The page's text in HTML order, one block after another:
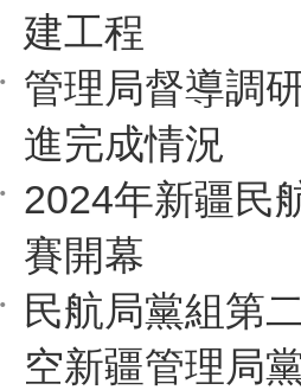
建工程
管理局督導調
進完成情況
2024年新疆民
賽開幕
民航局黨組第
空新疆管理局